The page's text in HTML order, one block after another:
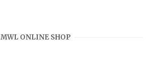
MWL ONLINE SHOP